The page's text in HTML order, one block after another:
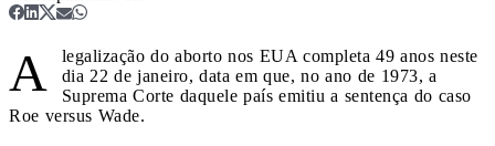
A
legalização do aborto nos EUA completa 49 anos neste
dia 22 de janeiro, data em que, no ano de 1973, a
Suprema Corte daquele país emitiu a sentença do caso
Roe versus Wade.